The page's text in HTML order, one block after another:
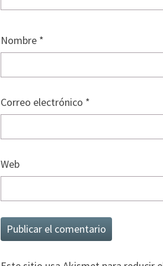
Nombre *
Correo electrónico *
Web